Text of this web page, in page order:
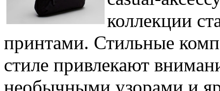
коллекции
принтами. Стильные
стиле привлекают
необычными узорами и